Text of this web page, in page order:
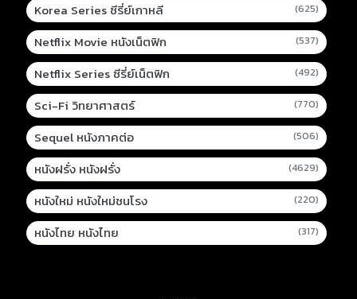
Korea Series ซีรี่ย์เกาหลี (625)
Netflix Movie หนังเน็ตฟิก (537)
Netflix Series ซีรี่ย์เน็ตฟิก (492)
Sci-Fi วิทยาศาสตร์ (770)
Sequel หนังภาคต่อ (506)
หนังฝรั่ง หนังฝรั่ง (4629)
หนังใหม่ หนังใหม่ชนโรง (220)
หนังไทย หนังไทย (317)